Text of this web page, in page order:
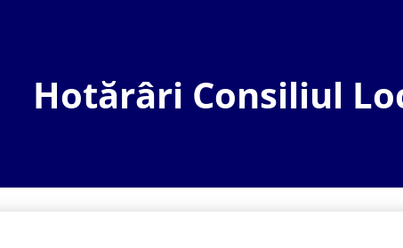
Hotărâri Consiliul